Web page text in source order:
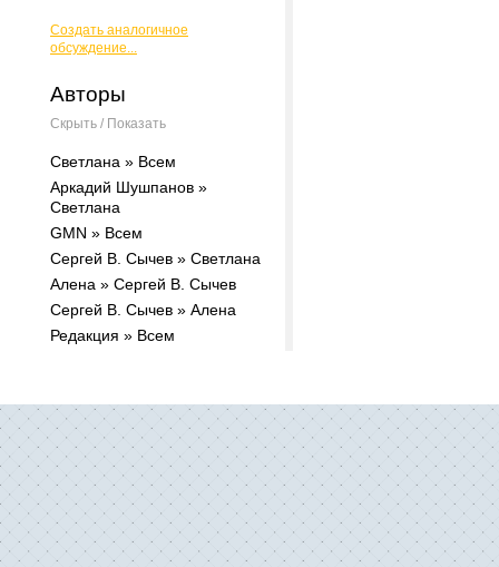
Создать аналогичное
обсуждение...
Авторы
Скрыть / Показать
Cветлана » Всем
Аркадий Шушпанов »
Cветлана
GMN » Всем
Сергей В. Сычев » Cветлана
Алена » Cергей В. Сычев
Сергей В. Сычев » Алена
Редакция » Всем